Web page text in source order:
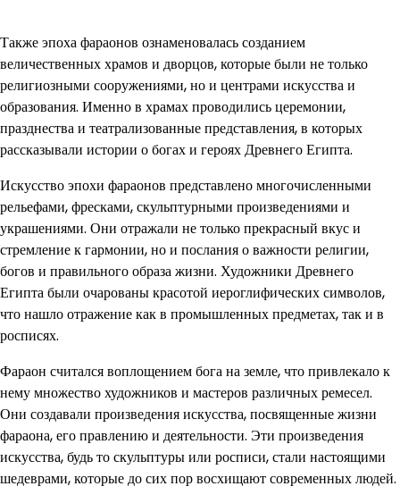
Также эпоха фараонов ознаменовалась созданием
величественных храмов и дворцов, которые были не только
религиозными сооружениями, но и центрами искусства и
образования. Именно в храмах проводились церемонии,
празднества и театрализованные представления, в которых
рассказывали истории о богах и героях Древнего Египта.
Искусство эпохи фараонов представлено многочисленными
рельефами, фресками, скульптурными произведениями и
украшениями. Они отражали не только прекрасный вкус и
стремление к гармонии, но и послания о важности религии,
богов и правильного образа жизни. Художники Древнего
Египта были очарованы красотой иероглифических символов,
что нашло отражение как в промышленных предметах, так и в
росписях.
Фараон считался воплощением бога на земле, что привлекало к
нему множество художников и мастеров различных ремесел.
Они создавали произведения искусства, посвященные жизни
фараона, его правлению и деятельности. Эти произведения
искусства, будь то скульптуры или росписи, стали настоящими
шедеврами, которые до сих пор восхищают современных людей.